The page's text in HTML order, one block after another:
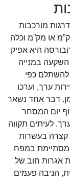
מורכבות
או מק”מ וכלה
הבורסה היא אפיק
השקעה במנייה
להשתלם כפי
ערך, וערכו
דבר אחד נשאר
יום המסחר
לעיתים תקווה
קצרה בעשרות
מסתיימת במפח
אגרות חוב של
הניבה פעמים